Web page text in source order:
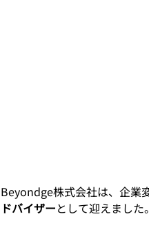
Beyondge株式会社は、企業
ドバイザーとして迎えました。